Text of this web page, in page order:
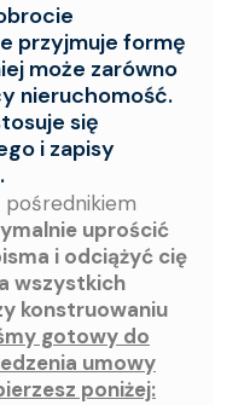
przyjmuje formę
może zarówno
nieruchomość.
się
i zapisy
pośrednikiem
uprościć
i odciążyć cię
wszystkich
konstruowaniu
gotowy do
umowy
poniżej: